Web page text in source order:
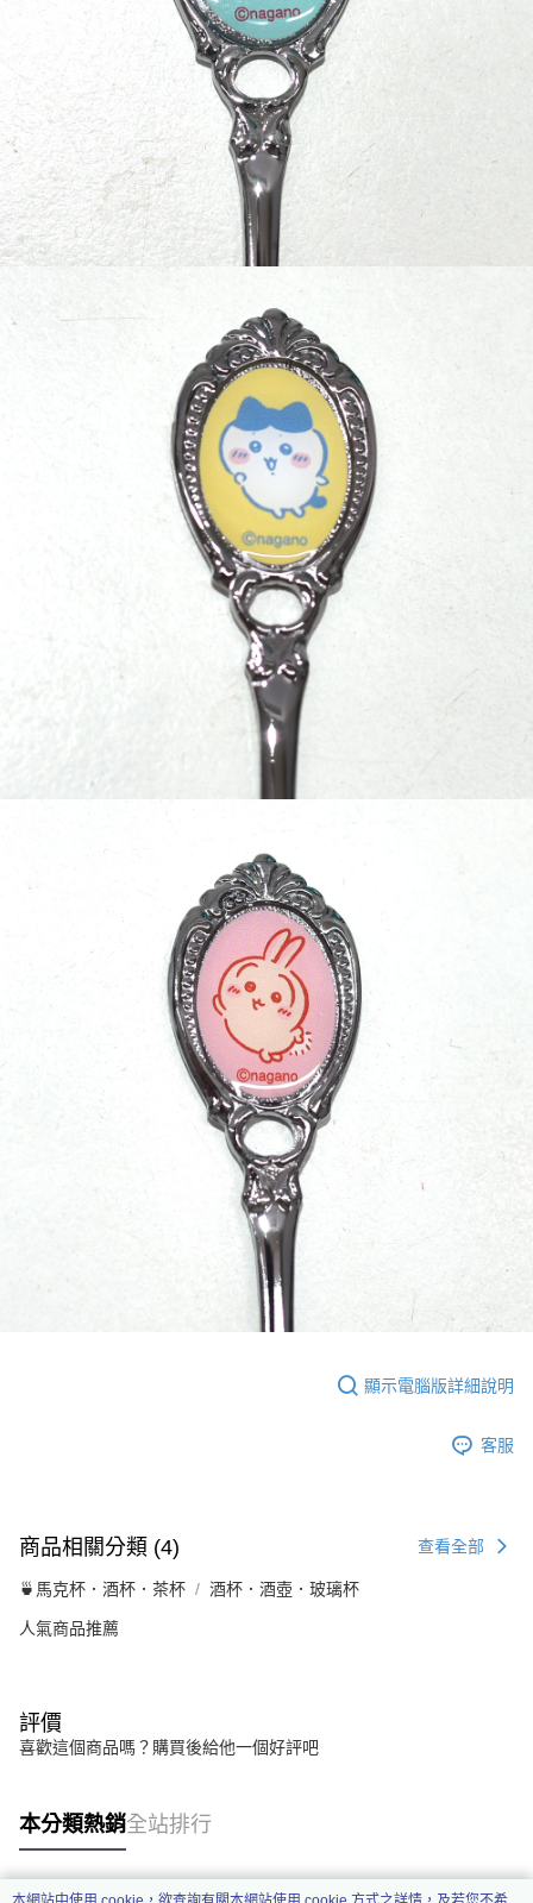
顯示電腦版詳細說明
客服
商品相關分類 (4) 查看全部
🍵馬克杯．酒杯．茶杯 酒杯．酒壺．玻璃杯
人氣商品推薦
評價
喜歡這個商品嗎？購買後給他一個好評吧
本分類熱銷全站排行